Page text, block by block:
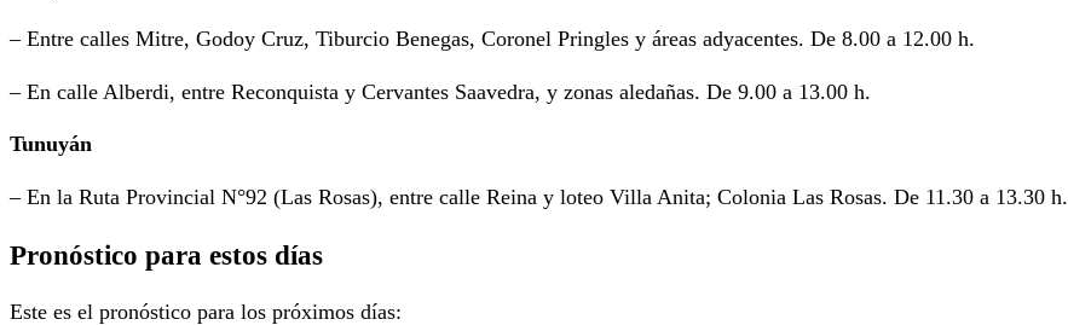
– Entre calles Mitre, Godoy Cruz, Tiburcio Benegas, Coronel Pringles y áreas adyacentes. De 8.00 a 12.00 h.
– En calle Alberdi, entre Reconquista y Cervantes Saavedra, y zonas aledañas. De 9.00 a 13.00 h.
Tunuyán
– En la Ruta Provincial N°92 (Las Rosas), entre calle Reina y loteo Villa Anita; Colonia Las Rosas. De 11.30 a 13.30 h.
Pronóstico para estos días
Este es el pronóstico para los próximos días: